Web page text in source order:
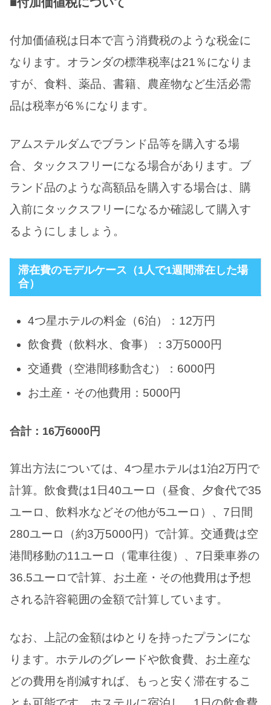
付加価値税は日本で言う消費税のような税金に
なります。オランダの標準税率は21％になりま
すが、食料、薬品、書籍、農産物など生活必需
品は税率が6％になります。
アムステルダムでブランド品等を購入する場
合、タックスフリーになる場合があります。ブ
ランド品のような高額品を購入する場合は、購
入前にタックスフリーになるか確認して購入す
るようにしましょう。
滞在費のモデルケース（1人で1週間滞在した場
合）
4つ星ホテルの料金（6泊）：12万円
飲食費（飲料水、食事）：3万5000円
交通費（空港間移動含む）：6000円
お土産・その他費用：5000円
合計：16万6000円
算出方法については、4つ星ホテルは1泊2万円で
計算。飲食費は1日40ユーロ（昼食、夕食代で35
ユーロ、飲料水などその他が5ユーロ）、7日間
280ユーロ（約3万5000円）で計算。交通費は空
港間移動の11ユーロ（電車往復）、7日乗車券の
36.5ユーロで計算、お土産・その他費用は予想
される許容範囲の金額で計算しています。
なお、上記の金額はゆとりを持ったプランにな
ります。ホテルのグレードや飲食費、お土産な
どの費用を削減すれば、もっと安く滞在するこ